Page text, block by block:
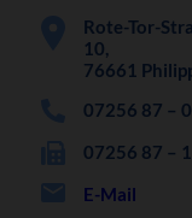
Rote-Tor-
10,
76661
07256 87 – 0
07256 87 –
E-Mail